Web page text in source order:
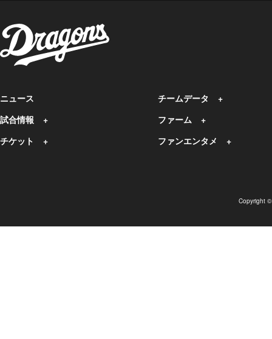
ニュース
試合情報
チケット
チームデータ
ファーム
ファンエンタメ
Copyright